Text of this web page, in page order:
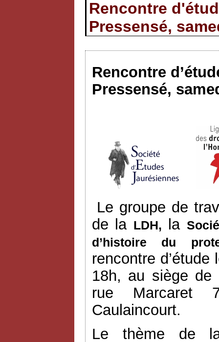
Rencontre
Pressensé,
Rencontre
Pressensé,
Le groupe de
de la LDH, la
d’histoire du
rencontre
18h, au siège de
rue Marcaret
Caulaincourt.
Le thème de